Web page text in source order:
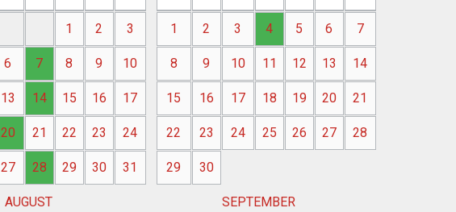
1 2 3
6 7 8 9 10
13 14 15 16 17
20 21 22 23 24
27 28 29 30 31
1 2 3 4 5 6 7
8 9 10 11 12 13 14
15 16 17 18 19 20 21
22 23 24 25 26 27 28
29 30
AUGUST
SEPTEMBER